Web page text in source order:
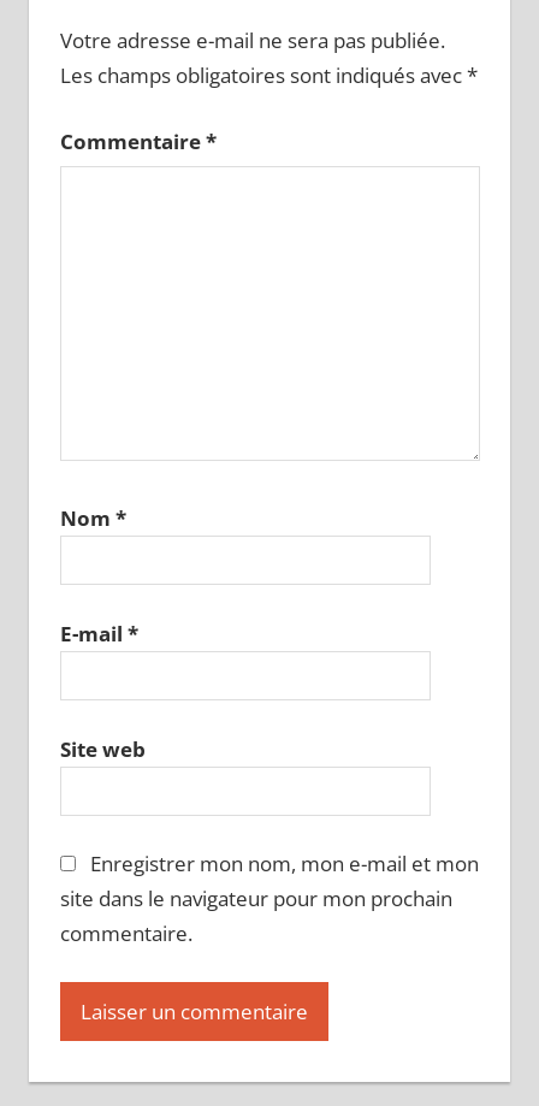
Votre adresse e-mail ne sera pas publiée.
Les champs obligatoires sont indiqués avec*
Commentaire*
Nom *
E-mail *
Site web
Enregistrer mon nom, mon e-mail et mon
site dans le navigateur pour mon prochain
commentaire.